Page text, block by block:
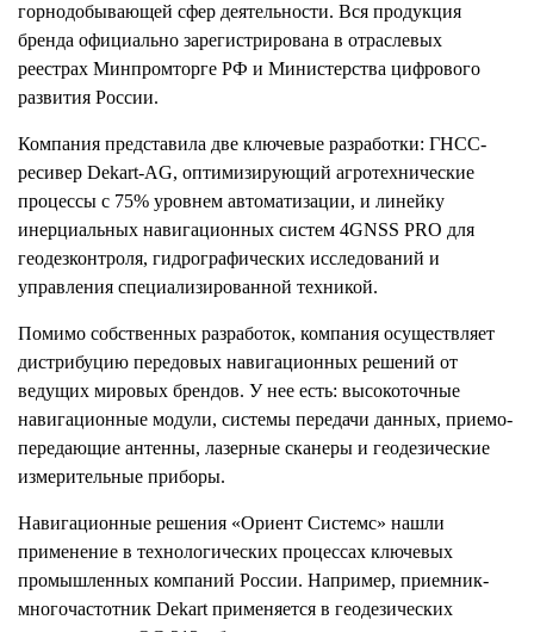
горнодобывающей сфер деятельности. Вся продукция
бренда официально зарегистрирована в отраслевых
реестрах Минпромторге РФ и Министерства цифрового
развития России.
Компания представила две ключевые разработки: ГНСС-
ресивер Dekart-AG, оптимизирующий агротехнические
процессы с 75% уровнем автоматизации, и линейку
инерциальных навигационных систем 4GNSS PRO для
геодезконтроля, гидрографических исследований и
управления специализированной техникой.
Помимо собственных разработок, компания осуществляет
дистрибуцию передовых навигационных решений от
ведущих мировых брендов. У нее есть: высокоточные
навигационные модули, системы передачи данных, приемо-
передающие антенны, лазерные сканеры и геодезические
измерительные приборы.
Навигационные решения «Ориент Системс» нашли
применение в технологических процессах ключевых
промышленных компаний России. Например, приемник-
многочастотник Dekart применяется в геодезических